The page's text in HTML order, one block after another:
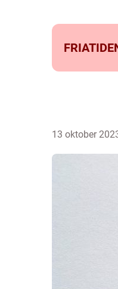
13 oktober